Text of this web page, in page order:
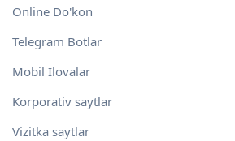
Online Do'kon
Telegram Botlar
Mobil Ilovalar
Korporativ saytlar
Vizitka saytlar